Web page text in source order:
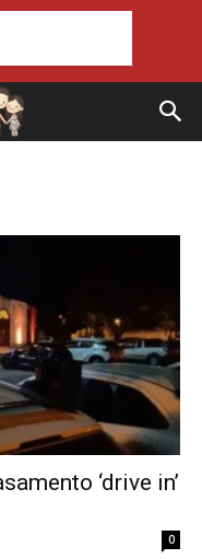
‘drive in’
0